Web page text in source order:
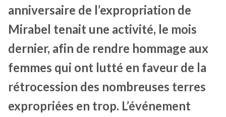
anniversaire de l’expropriation de
Mirabel tenait une activité, le mois
dernier, afin de rendre hommage aux
femmes qui ont lutté en faveur de la
rétrocession des nombreuses terres
expropriées en trop. L’événement